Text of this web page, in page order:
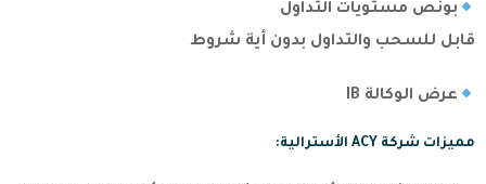
بونص مستويات التداول
قابل للسحب والتداول بدون أية شروط
عرض الوكالة IB
مميزات شركة ACY الأسترالية: